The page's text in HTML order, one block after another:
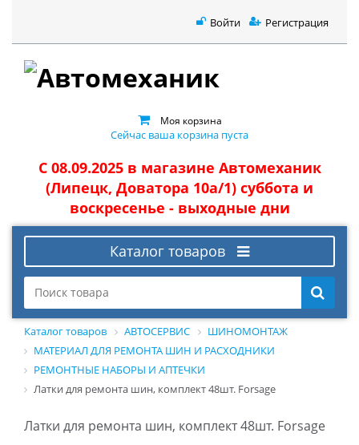
Войти Регистрация
Моя корзина
Сейчас ваша корзина пуста
С 08.09.2025 в магазине Автомеханик
(Липецк, Доватора 10а/1) суббота и
воскресенье - выходные дни
Каталог товаров
Каталог товаров АВТОСЕРВИС
ШИНОМОНТАЖ
МАТЕРИАЛ ДЛЯ РЕМОНТА ШИН И РАСХОДНИКИ
РЕМОНТНЫЕ НАБОРЫ И АПТЕЧКИ
Латки для ремонта шин, комплект 48шт. Forsage
Латки для ремонта шин, комплект 48шт. Forsage